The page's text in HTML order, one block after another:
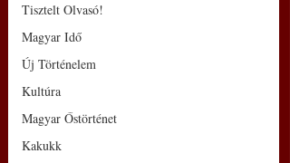
Tisztelt Olvasó!
Magyar Idő
Új Történelem
Kultúra
Magyar Őstörténet
Kakukk